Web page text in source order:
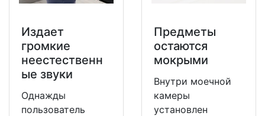
Издает
громкие
неестественн
ые звуки
Однажды
пользователь
Предметы
остаются
мокрыми
Внутри моечной
камеры
установлен